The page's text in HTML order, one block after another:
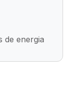
de energia